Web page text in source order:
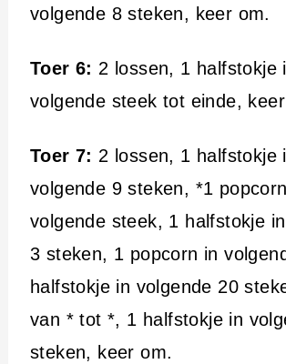
volgende 8 steken, keer om.
Toer 6: 2 lossen, 1 halfstokje
volgende steek tot einde,
Toer 7: 2 lossen, 1 halfstokje
volgende 9 steken, *1
volgende steek, 1 halfstokje
3 steken, 1 popcorn in
halfstokje in volgende 20
van * tot *, 1 halfstokje in
steken, keer om.